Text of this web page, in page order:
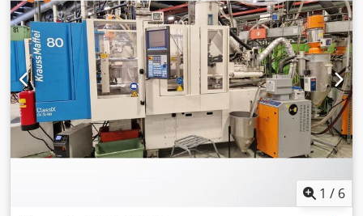
nominal: 400 V (3~N)- Tensión de control: 24 V CC-
Frecuencia: 50 Hz- Corriente nominal (1.ª alimentación / 2.ª
alimentación): 78 A / 73 A- Intensidad máxima del fusible
gl-gG (1.ª / 2.ª alimentación): 80 A / 80 A- Intensidad
nominal de cortocircuito (SCCR): 10 kA- Altura de trabajo:
1000 mm- Altura total: 3040 mm- Dimensiones de la base
de la máquina: 1300 mm x 1060 mm- Anchura total
(incluido el recorrido de la puerta de seguridad): 1973 mm-
Sistema de seguridad: barrera de cortina de luz SICK
C4000- Dimensiones de sujeción del molde: CM400, EBH-
1 / 6